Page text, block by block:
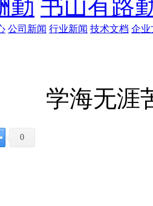
勤 书山有路
公司新闻 行业新闻 技术文档 企业
学海无涯
0